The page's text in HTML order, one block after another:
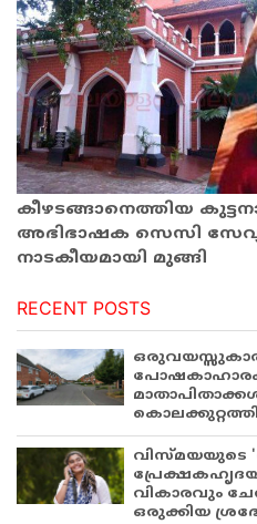
കീഴടങ്ങാനെത്തിയ
അഭിഭാഷക സെസി
നാടകീയമായി മുങ്ങി
RECENT POSTS
വിസ്മയയുടെ
വികാരവും
ഒരുക്കിയ